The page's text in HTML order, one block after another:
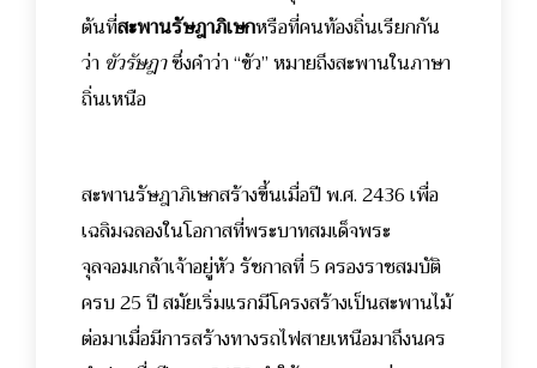
ต้นที่สะพานรัษฎาภิเษกหรือที่คนท้องถิ่นเรียกกัน
ว่าขัวรัษฎาซึ่งคำว่า “ขัว” หมายถึงสะพานในภาษา
ถิ่นเหนือ
สะพานรัษฎาภิเษกสร้างขึ้นเมื่อปี พ.ศ. 2436 เพื่อ
เฉลิมฉลองในโอกาสที่พระบาทสมเด็จพระ
จุลจอมเกล้าเจ้าอยู่หัว รัชกาลที่ 5 ครองราชสมบัติ
ครบ 25 ปี สมัยเริ่มแรกมีโครงสร้างเป็นสะพานไม้
ต่อมาเมื่อมีการสร้างทางรถไฟสายเหนือมาถึงนคร